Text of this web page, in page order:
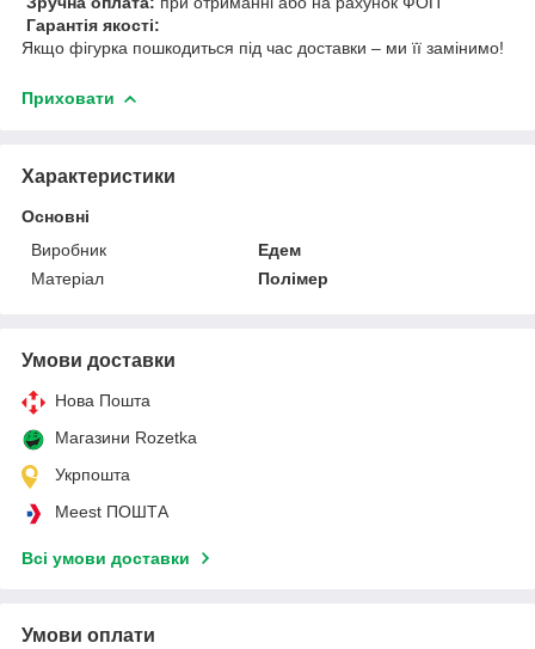
Гарантія якості:
Якщо фігурка пошкодиться під час доставки – ми її замінимо!
Приховати
Характеристики
Основні
Виробник
Едем
Матеріал
Полімер
Умови доставки
Нова Пошта
Магазини Rozetka
Укрпошта
Meest ПОШТА
Всі умови доставки
Умови оплати